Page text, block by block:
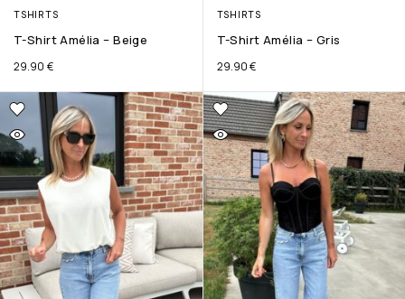
TSHIRTS
T-Shirt Amélia – Beige
29.90 €
TSHIRTS
T-Shirt Amélia – Gris
29.90€